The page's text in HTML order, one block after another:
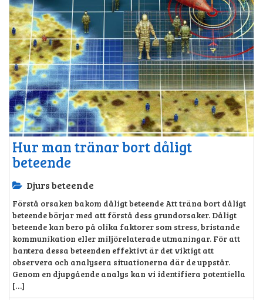
Hur man tränar bort dåligt
beteende
Djurs beteende
Förstå orsaken bakom dåligt beteende Att träna bort dåligt
beteende börjar med att förstå dess grundorsaker. Dåligt
beteende kan bero på olika faktorer som stress, bristande
kommunikation eller miljörelaterade utmaningar. För att
hantera dessa beteenden effektivt är det viktigt att
observera och analysera situationerna där de uppstår.
Genom en djupgående analys kan vi identifiera potentiella
[…]